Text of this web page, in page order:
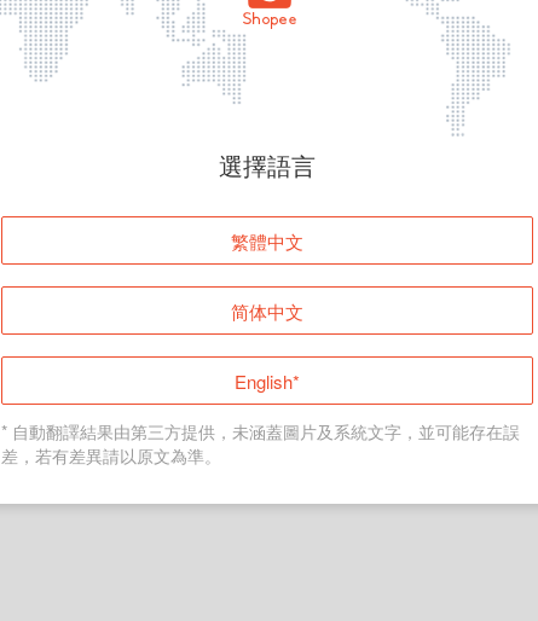
頁面無法顯示
登入
返回首頁
選擇語言
繁體中文
简体中文
English*
* 自動翻譯結果由第三方提供，未涵蓋圖片及系統文字，並可能存在誤
差，若有差異請以原文為準。